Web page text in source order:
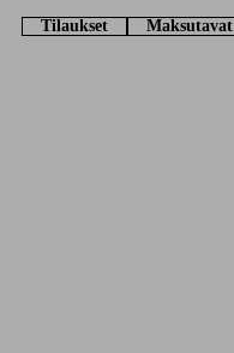
Tilaukset Maksutavat